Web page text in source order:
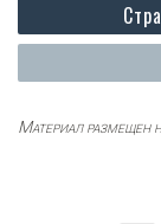
Материал размещен